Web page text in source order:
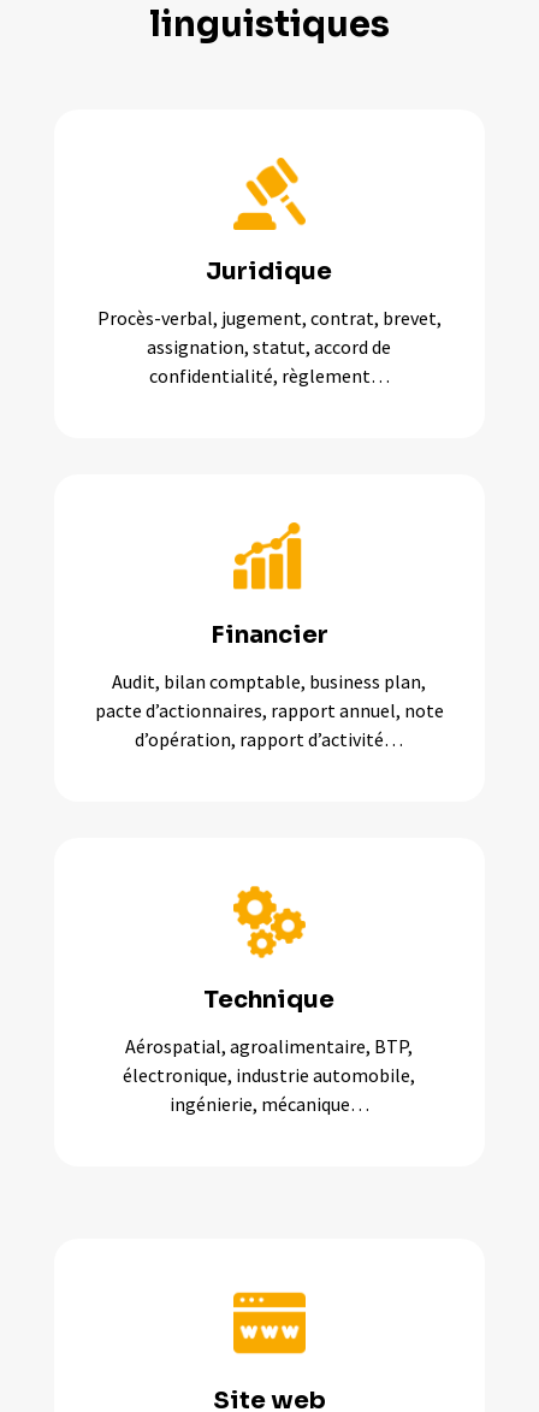
linguistiques
Juridique
Procès-verbal, jugement, contrat, brevet,
assignation, statut, accord de
confidentialité, règlement…
Financier
Audit, bilan comptable, business plan,
pacte d’actionnaires, rapport annuel, note
d’opération, rapport d’activité…
Technique
Aérospatial, agroalimentaire, BTP,
électronique, industrie automobile,
ingénierie, mécanique…
Site web